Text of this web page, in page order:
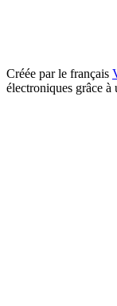
Créée par le français
électroniques grâce